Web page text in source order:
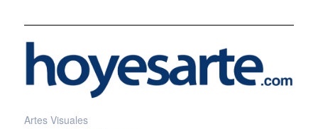
Artes Visuales